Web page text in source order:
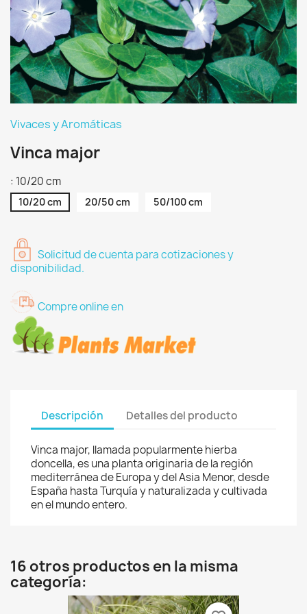
Vivaces y Aromáticas
Vinca major
: 10/20 cm
10/20 cm 20/50 cm 50/100 cm
Solicitud de cuenta para cotizaciones y
disponibilidad.
Compre online en
Descripción Detalles del producto
Vinca major, llamada popularmente hierba
doncella, es una planta originaria de la región
mediterránea de Europa y del Asia Menor, desde
España hasta Turquía y naturalizada y cultivada
en el mundo entero.
16 otros productos en la misma
categoría: